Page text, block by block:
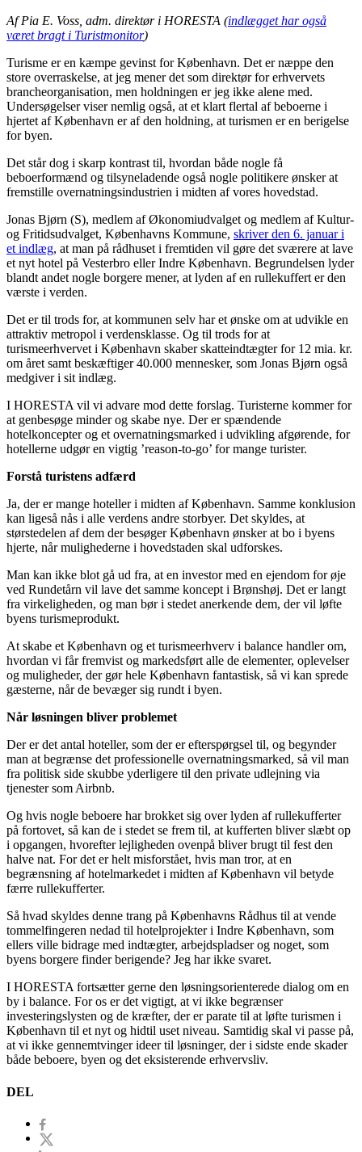
Af Pia E. Voss, adm. direktør i HORESTA (indlægget har også
været bragt i Turistmonitor)
Turisme er en kæmpe gevinst for København. Det er næppe den
store overraskelse, at jeg mener det som direktør for erhvervets
brancheorganisation, men holdningen er jeg ikke alene med.
Undersøgelser viser nemlig også, at et klart flertal af beboerne i
hjertet af København er af den holdning, at turismen er en berigelse
for byen.
Det står dog i skarp kontrast til, hvordan både nogle få
beboerformænd og tilsyneladende også nogle politikere ønsker at
fremstille overnatningsindustrien i midten af vores hovedstad.
Jonas Bjørn (S), medlem af Økonomiudvalget og medlem af Kultur-
og Fritidsudvalget, Københavns Kommune, skriver den 6. januar i
et indlæg, at man på rådhuset i fremtiden vil gøre det sværere at lave
et nyt hotel på Vesterbro eller Indre København. Begrundelsen lyder
blandt andet nogle borgere mener, at lyden af en rullekuffert er den
værste i verden.
Det er til trods for, at kommunen selv har et ønske om at udvikle en
attraktiv metropol i verdensklasse. Og til trods for at
turismeerhvervet i København skaber skatteindtægter for 12 mia. kr.
om året samt beskæftiger 40.000 mennesker, som Jonas Bjørn også
medgiver i sit indlæg.
I HORESTA vil vi advare mod dette forslag. Turisterne kommer for
at genbesøge minder og skabe nye. Der er spændende
hotelkoncepter og et overnatningsmarked i udvikling afgørende, for
hotellerne udgør en vigtig ’reason-to-go’ for mange turister.
Forstå turistens adfærd
Ja, der er mange hoteller i midten af København. Samme konklusion
kan ligeså nås i alle verdens andre storbyer. Det skyldes, at
størstedelen af dem der besøger København ønsker at bo i byens
hjerte, når mulighederne i hovedstaden skal udforskes.
Man kan ikke blot gå ud fra, at en investor med en ejendom for øje
ved Rundetårn vil lave det samme koncept i Brønshøj. Det er langt
fra virkeligheden, og man bør i stedet anerkende dem, der vil løfte
byens turismeprodukt.
At skabe et København og et turismeerhverv i balance handler om,
hvordan vi får fremvist og markedsført alle de elementer, oplevelser
og muligheder, der gør hele København fantastisk, så vi kan sprede
gæsterne, når de bevæger sig rundt i byen.
Når løsningen bliver problemet
Der er det antal hoteller, som der er efterspørgsel til, og begynder
man at begrænse det professionelle overnatningsmarked, så vil man
fra politisk side skubbe yderligere til den private udlejning via
tjenester som Airbnb.
Og hvis nogle beboere har brokket sig over lyden af rullekufferter
på fortovet, så kan de i stedet se frem til, at kufferten bliver slæbt op
i opgangen, hvorefter lejligheden ovenpå bliver brugt til fest den
halve nat. For det er helt misforstået, hvis man tror, at en
begrænsning af hotelmarkedet i midten af København vil betyde
færre rullekufferter.
Så hvad skyldes denne trang på Københavns Rådhus til at vende
tommelfingeren nedad til hotelprojekter i Indre København, som
ellers ville bidrage med indtægter, arbejdspladser og noget, som
byens borgere finder berigende? Jeg har ikke svaret.
I HORESTA fortsætter gerne den løsningsorienterede dialog om en
by i balance. For os er det vigtigt, at vi ikke begrænser
investeringslysten og de kræfter, der er parate til at løfte turismen i
København til et nyt og hidtil uset niveau. Samtidig skal vi passe på,
at vi ikke gennemtvinger ideer til løsninger, der i sidste ende skader
både beboere, byen og det eksisterende erhvervsliv.
DEL